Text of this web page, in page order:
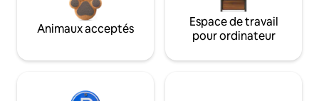
Animaux acceptés
Espace de travail
pour ordinateur